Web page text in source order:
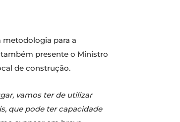
metodologia para a
presente o Ministro
de construção.
vamos ter de utilizar
que pode ter capacidade